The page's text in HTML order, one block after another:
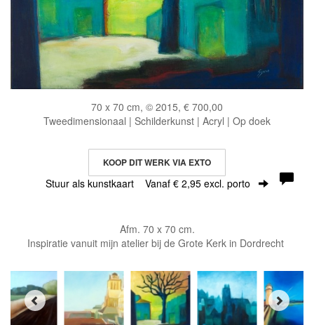
70 x 70 cm, © 2015, € 700,00
Tweedimensionaal | Schilderkunst | Acryl | Op doek
KOOP DIT WERK VIA EXTO
Stuur als kunstkaart Vanaf € 2,95 excl. porto
Afm. 70 x 70 cm.
Inspiratie vanuit mijn atelier bij de Grote Kerk in Dordrecht